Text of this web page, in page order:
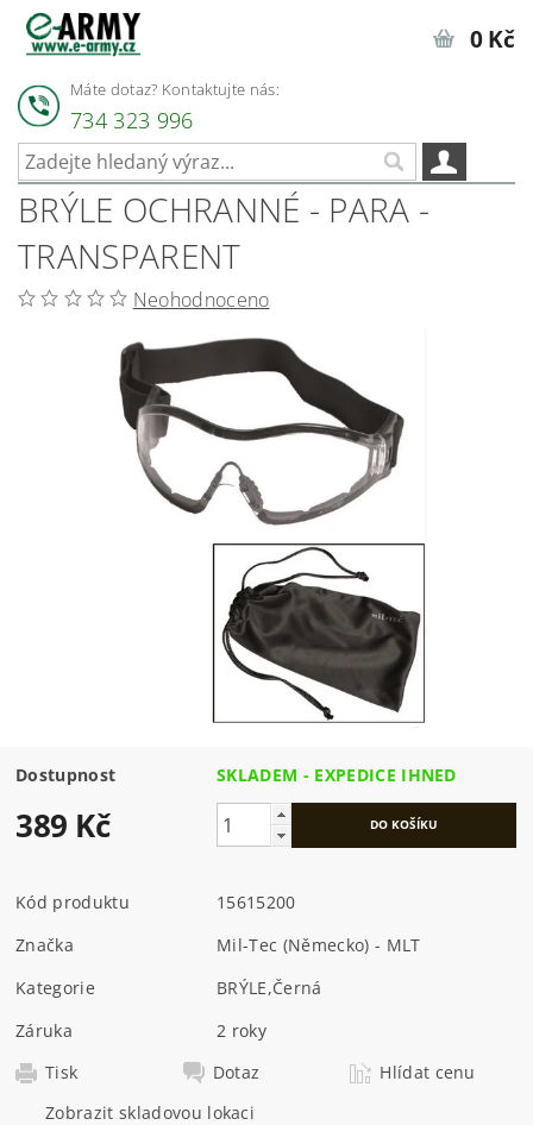
Máte dotaz? Kontaktujte nás:
734 323 996
0 Kč
BRÝLE OCHRANNÉ - PARA -
TRANSPARENT
Neohodnoceno
Dostupnost SKLADEM - EXPEDICE IHNED
389 Kč
Kód produktu
15615200
Značka
Mil-Tec (Německo) - MLT
Kategorie
BRÝLE,Černá
Záruka
2 roky
Tisk
Dotaz
Hlídat cenu
Zobrazit skladovou lokaci